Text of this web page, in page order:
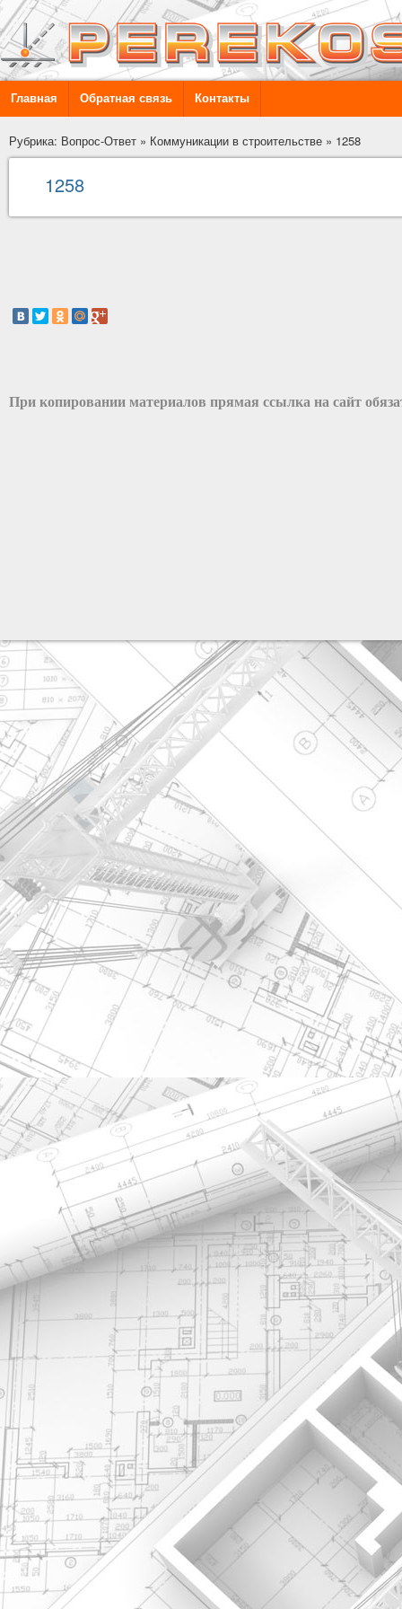
Главная Обратная связь Контакты
Рубрика: Вопрос-Ответ » Коммуникации в строительстве » 1258
1258
При копировании материалов прямая ссылка на сайт